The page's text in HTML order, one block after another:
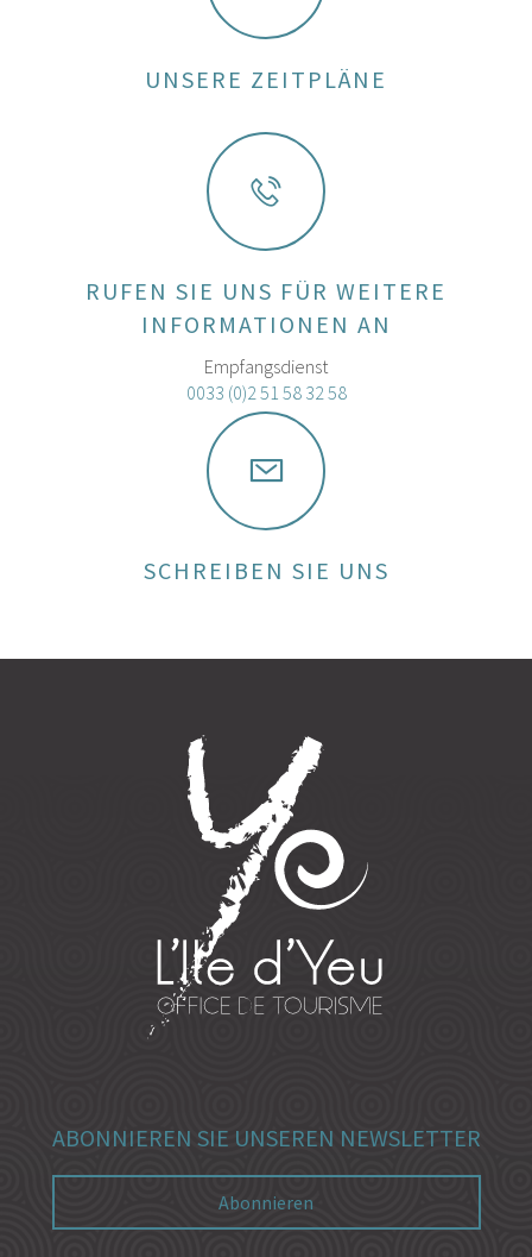
UNSERE ZEITPLÄNE
RUFEN SIE UNS FÜR WEITERE
INFORMATIONEN AN
Empfangsdienst
0033 (0)2 51 58 32 58
SCHREIBEN SIE UNS
ABONNIEREN SIE UNSEREN NEWSLETTER
Abonnieren